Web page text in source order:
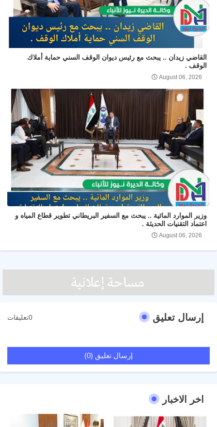
القاضي زيدان .. يبحث مع رئيس ديوان الوقف السني حماية أملاك
الوقف .
August 06, 2026
وزير الموارد المائية .. يبحث مع السفير البريطاني تطوير قطاع المياه و
اعتماد التقنيات الحديثة .
August 06, 2026
إرسال تعليق 0تعليقات
إرسال تعليق (0)
اخر الاخبار